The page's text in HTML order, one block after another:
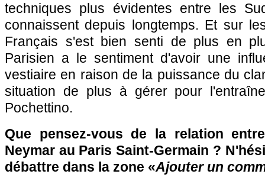
techniques plus évidentes entre les
connaissent depuis longtemps. Et sur
Français s'est bien senti de plus en
Parisien a le sentiment d'avoir une
vestiaire en raison de la puissance du
situation de plus à gérer pour
Pochettino.
Que pensez-vous de la relation
Neymar au Paris Saint-Germain ?
débattre dans la zone «Ajouter un